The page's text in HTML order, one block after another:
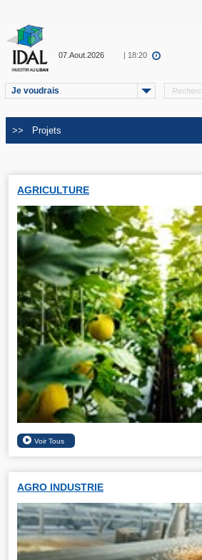
07.Aout.2026 | 18:20
Je voudrais
AGRICULTURE
AGRO INDUSTRIE